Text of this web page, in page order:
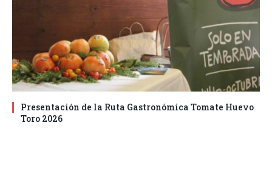
Presentación de la Ruta Gastronómica Tomate Huevo
Toro 2026